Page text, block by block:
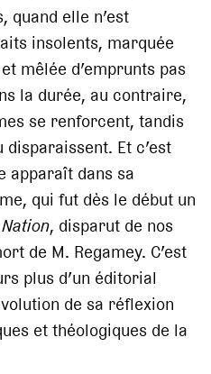
quand elle n’est
insolents, marquée
mêlée d’emprunts pas
la durée, au contraire,
se renforcent, tandis
Et c’est
apparaît dans sa
qui fut dès le début un
, disparut de nos
de M. Regamey. C’est
plus d’un éditorial
de sa réflexion
et théologiques de la